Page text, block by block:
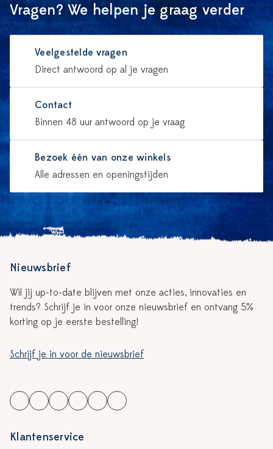
Vragen? We helpen je graag verder
Veelgestelde vragen
Direct antwoord op al je vragen
Contact
Binnen 48 uur antwoord op je vraag
Bezoek één van onze winkels
Alle adressen en openingstijden
Nieuwsbrief
Wil jij up-to-date blijven met onze acties, innovaties en
trends? Schrijf je in voor onze nieuwsbrief en ontvang 5%
korting op je eerste bestelling!
Schrijf je in voor de nieuwsbrief
Klantenservice